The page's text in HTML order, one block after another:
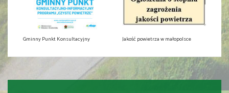
Gminny Punkt Konsultacyjny Jakość powietrza w małopolsce